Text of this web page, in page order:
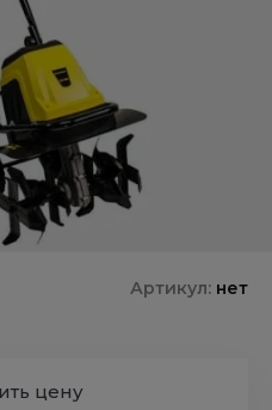
Артикул: нет
цену